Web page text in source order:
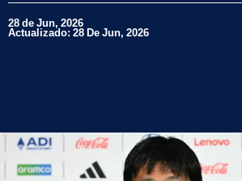
28 de Jun, 2026
Actualizado: 28 De Jun, 2026